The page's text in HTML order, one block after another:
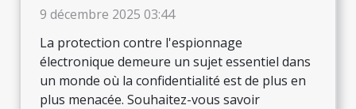
de dispositifs d'espionnage ?
9 décembre 2025 03:44
La protection contre l'espionnage
électronique demeure un sujet essentiel dans
un monde où la confidentialité est de plus en
plus menacée. Souhaitez-vous savoir